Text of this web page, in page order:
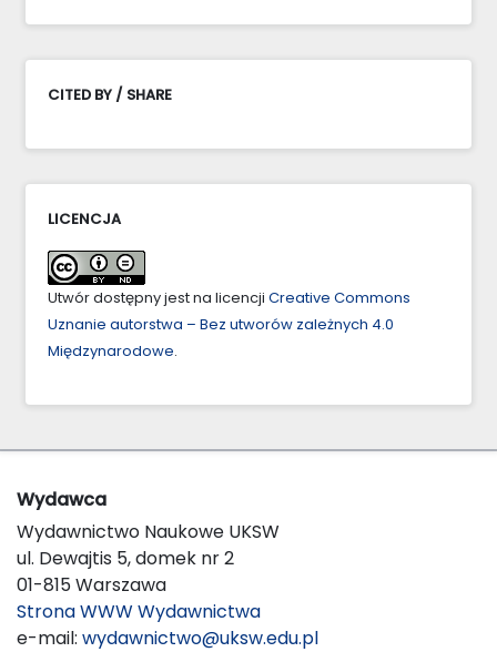
CITED BY / SHARE
LICENCJA
Utwór dostępny jest na licencji Creative Commons
Uznanie autorstwa – Bez utworów zależnych 4.0
Międzynarodowe.
Wydawca
Wydawnictwo Naukowe UKSW
ul. Dewajtis 5, domek nr 2
01-815 Warszawa
Strona WWW Wydawnictwa
e-mail: wydawnictwo@uksw.edu.pl